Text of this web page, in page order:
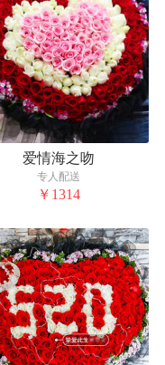
爱情海之吻
专人配送
￥1314